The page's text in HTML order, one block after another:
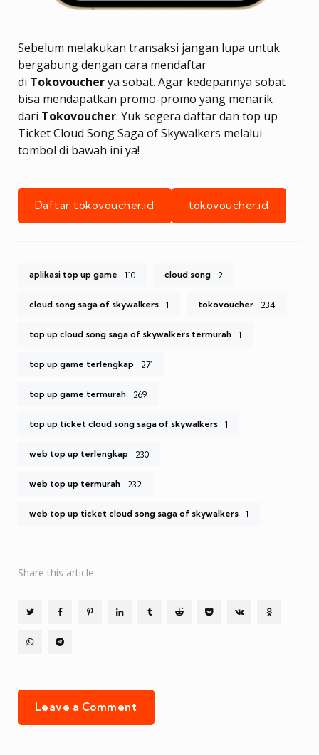
Sebelum melakukan transaksi jangan lupa untuk
bergabung dengan cara mendaftar
di Tokovoucherya sobat. Agar kedepannya sobat
bisa mendapatkan promo-promo yang menarik
dari Tokovoucher. Yuk segera daftar dan top up
Ticket Cloud Song Saga of Skywalkers melalui
tombol di bawah ini ya!
Daftar tokovoucher.id tokovoucher.id
aplikasi top up game 110 cloud song 2
cloud song saga of skywalkers 1 tokovoucher 234
top up cloud song saga of skywalkers termurah 1
top up game terlengkap 271
top up game termurah 269
top up ticket cloud song saga of skywalkers 1
web top up terlengkap 230
web top up termurah 232
web top up ticket cloud song saga of skywalkers 1
Share this article
Leave a Comment